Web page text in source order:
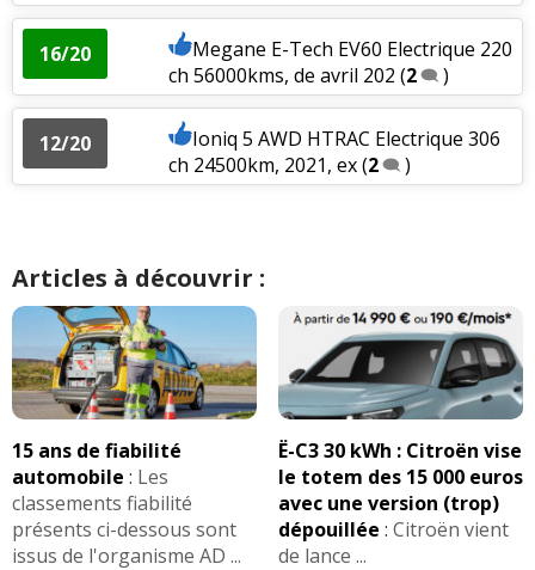
16/20
Megane E-Tech EV60 Electrique 220
ch 56000kms, de avril 202 (2 )
12/20
Ioniq 5 AWD HTRAC Electrique 306
ch 24500km, 2021, ex(2 )
Articles à découvrir :
15 ans de fiabilité
automobile : Les
classements fiabilité
présents ci-dessous sont
issus de l'organisme AD ...
Ë-C3 30 kWh : Citroën vise
le totem des 15 000 euros
avec une version (trop)
dépouillée : Citroën vient
de lance ...